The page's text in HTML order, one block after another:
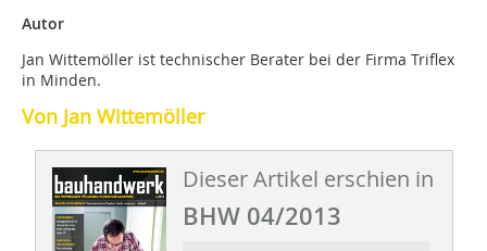
Autor
Jan Wittemöller ist technischer Berater bei der Firma Triflex
in Minden.
Von Jan Wittemöller
Dieser Artikel erschien in
BHW 04/2013